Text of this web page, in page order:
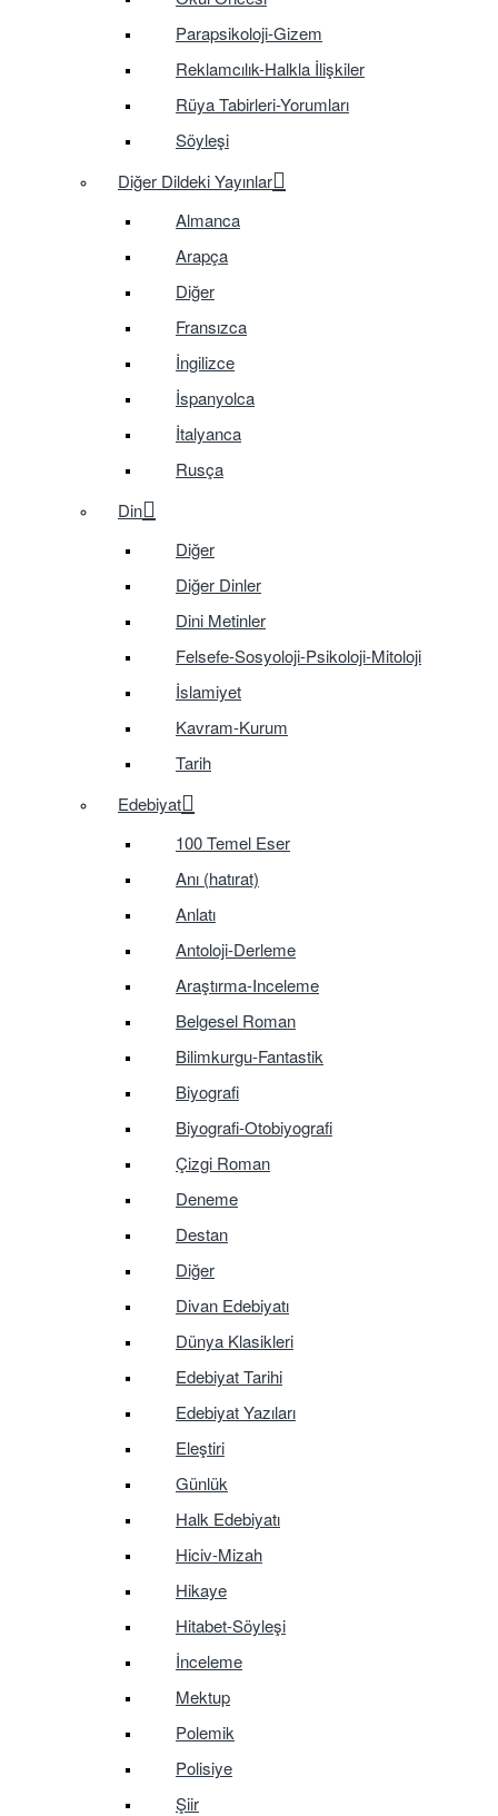
Parapsikoloji-Gizem
Reklamcılık-Halkla İlişkiler
Rüya Tabirleri-Yorumları
Söyleşi
Diğer Dildeki Yayınlar
Almanca
Arapça
Diğer
Fransızca
İngilizce
İspanyolca
İtalyanca
Rusça
Din
Diğer
Diğer Dinler
Dini Metinler
Felsefe-Sosyoloji-Psikoloji-Mitoloji
İslamiyet
Kavram-Kurum
Tarih
Edebiyat
100 Temel Eser
Anı (hatırat)
Anlatı
Antoloji-Derleme
Araştırma-Inceleme
Belgesel Roman
Bilimkurgu-Fantastik
Biyografi
Biyografi-Otobiyografi
Çizgi Roman
Deneme
Destan
Diğer
Divan Edebiyatı
Dünya Klasikleri
Edebiyat Tarihi
Edebiyat Yazıları
Eleştiri
Günlük
Halk Edebiyatı
Hiciv-Mizah
Hikaye
Hitabet-Söyleşi
İnceleme
Mektup
Polemik
Polisiye
Şiir